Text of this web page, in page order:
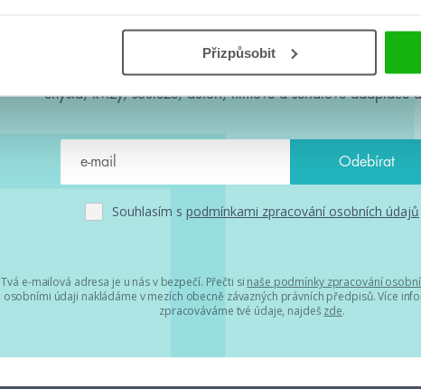
Přizpůsobit
#HumbookNews
Vše kolem #youngadult každý měsíc rovnou do mailu! Nové
chystá, kvízy, soutěže, autoři, filmové a seriálové adaptace
Souhlasím s podmínkami zpracování osobních údajů
Tvá e-mailová adresa je u nás v bezpečí. Přečti si naše podmínky zpracování
osobními údaji nakládáme v mezích obecně závazných právních předpisů. Více
zpracováváme tvé údaje, najdeš zde.